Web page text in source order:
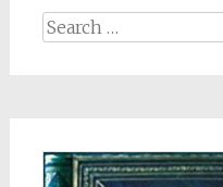
Search
for: